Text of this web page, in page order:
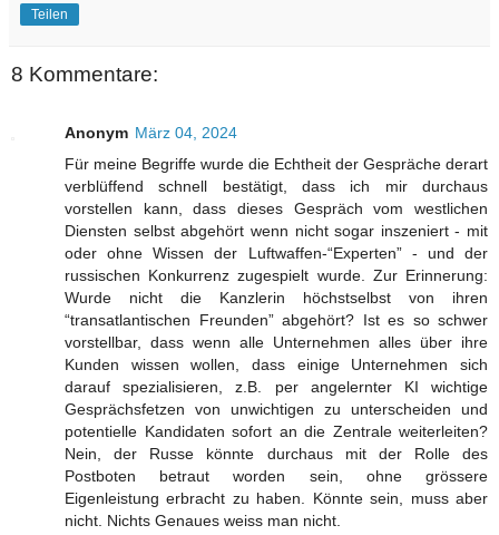
Teilen
8 Kommentare:
Anonym März 04, 2024
Für meine Begriffe wurde die Echtheit der Gespräche derart
verblüffend schnell bestätigt, dass ich mir durchaus
vorstellen kann, dass dieses Gespräch vom westlichen
Diensten selbst abgehört wenn nicht sogar inszeniert - mit
oder ohne Wissen der Luftwaffen-“Experten” - und der
russischen Konkurrenz zugespielt wurde. Zur Erinnerung:
Wurde nicht die Kanzlerin höchstselbst von ihren
“transatlantischen Freunden” abgehört? Ist es so schwer
vorstellbar, dass wenn alle Unternehmen alles über ihre
Kunden wissen wollen, dass einige Unternehmen sich
darauf spezialisieren, z.B. per angelernter KI wichtige
Gesprächsfetzen von unwichtigen zu unterscheiden und
potentielle Kandidaten sofort an die Zentrale weiterleiten?
Nein, der Russe könnte durchaus mit der Rolle des
Postboten betraut worden sein, ohne grössere
Eigenleistung erbracht zu haben. Könnte sein, muss aber
nicht. Nichts Genaues weiss man nicht.